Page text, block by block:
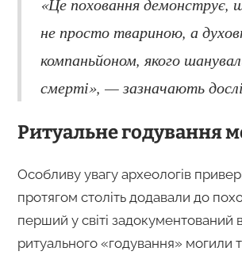
не просто твариною, а
компаньйоном, якого
смерті», — зазначають
Ритуальне годування
Особливу увагу археологів
протягом століть додавали до
перший у світі задокументований
ритуального «годування» могили